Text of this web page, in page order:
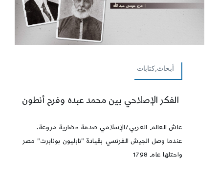
أبحاث,كتابات
الفكر الإصلاحي بين محمد عبده وفرح أنطون
عاش العالم العربي/الإسلامي صدمة حضارية مروعة،
عندما وصل الجيش الفرنسي بقيادة "نابليون بونابرت" مصر
واحتلها عام 1798